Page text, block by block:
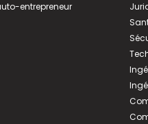
entrepreneur